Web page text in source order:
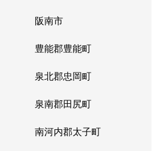
阪南市
豊能郡豊能町
泉北郡忠岡町
泉南郡田尻町
南河内郡太子町